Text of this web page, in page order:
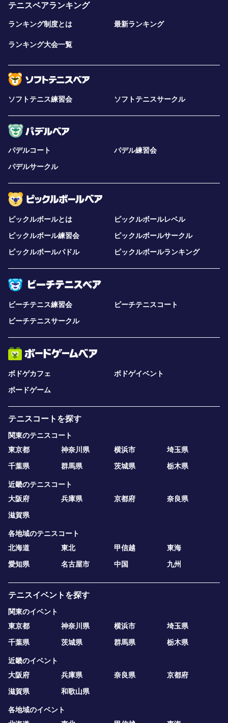
テニスベアランキング
ランキング制度とは 最新ランキング
ランキング大会一覧
ソフトテニス練習会 ソフトテニスサークル
パデルコート
パデル練習会
パデルサークル
ピックルボールとは
ピックルボールレベル
ピックルボール練習会
ピックルボールサークル
ピックルボールパドル
ピックルボールランキング
ビーチテニス練習会
ビーチテニスコート
ビーチテニスサークル
ボドゲカフェ
ボドゲイベント
ボードゲーム
テニスコートを探す
関東のテニスコート
東京都
神奈川県 横浜市
埼玉県
千葉県
群馬県 茨城県 栃木県
近畿のテニスコート
大阪府
兵庫県 京都府
奈良県
滋賀県
各地域のテニスコート
北海道
東北 甲信越
東海
愛知県
名古屋市 中国 九州
テニスイベントを探す
関東のイベント
東京都
神奈川県 横浜市
埼玉県
千葉県
茨城県 群馬県 栃木県
近畿のイベント
大阪府
兵庫県 奈良県
京都府
滋賀県
和歌山県
各地域のイベント